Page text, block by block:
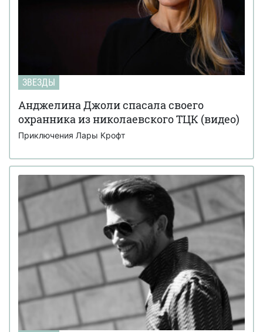
ЗВЕЗДЫ
Анджелина Джоли спасала своего
охранника из николаевского ТЦК (видео)
Приключения Лары Крофт